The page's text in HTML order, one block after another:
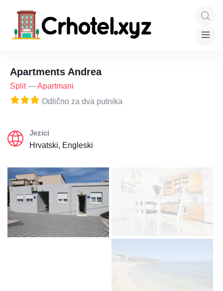
Apartments Andrea
Split—Apartmani
Odlično za dva putnika
Jezici
Hrvatski, Engleski